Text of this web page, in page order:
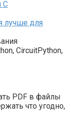
лучше для
CircuitPython,
PDF в файлы
что угодно,